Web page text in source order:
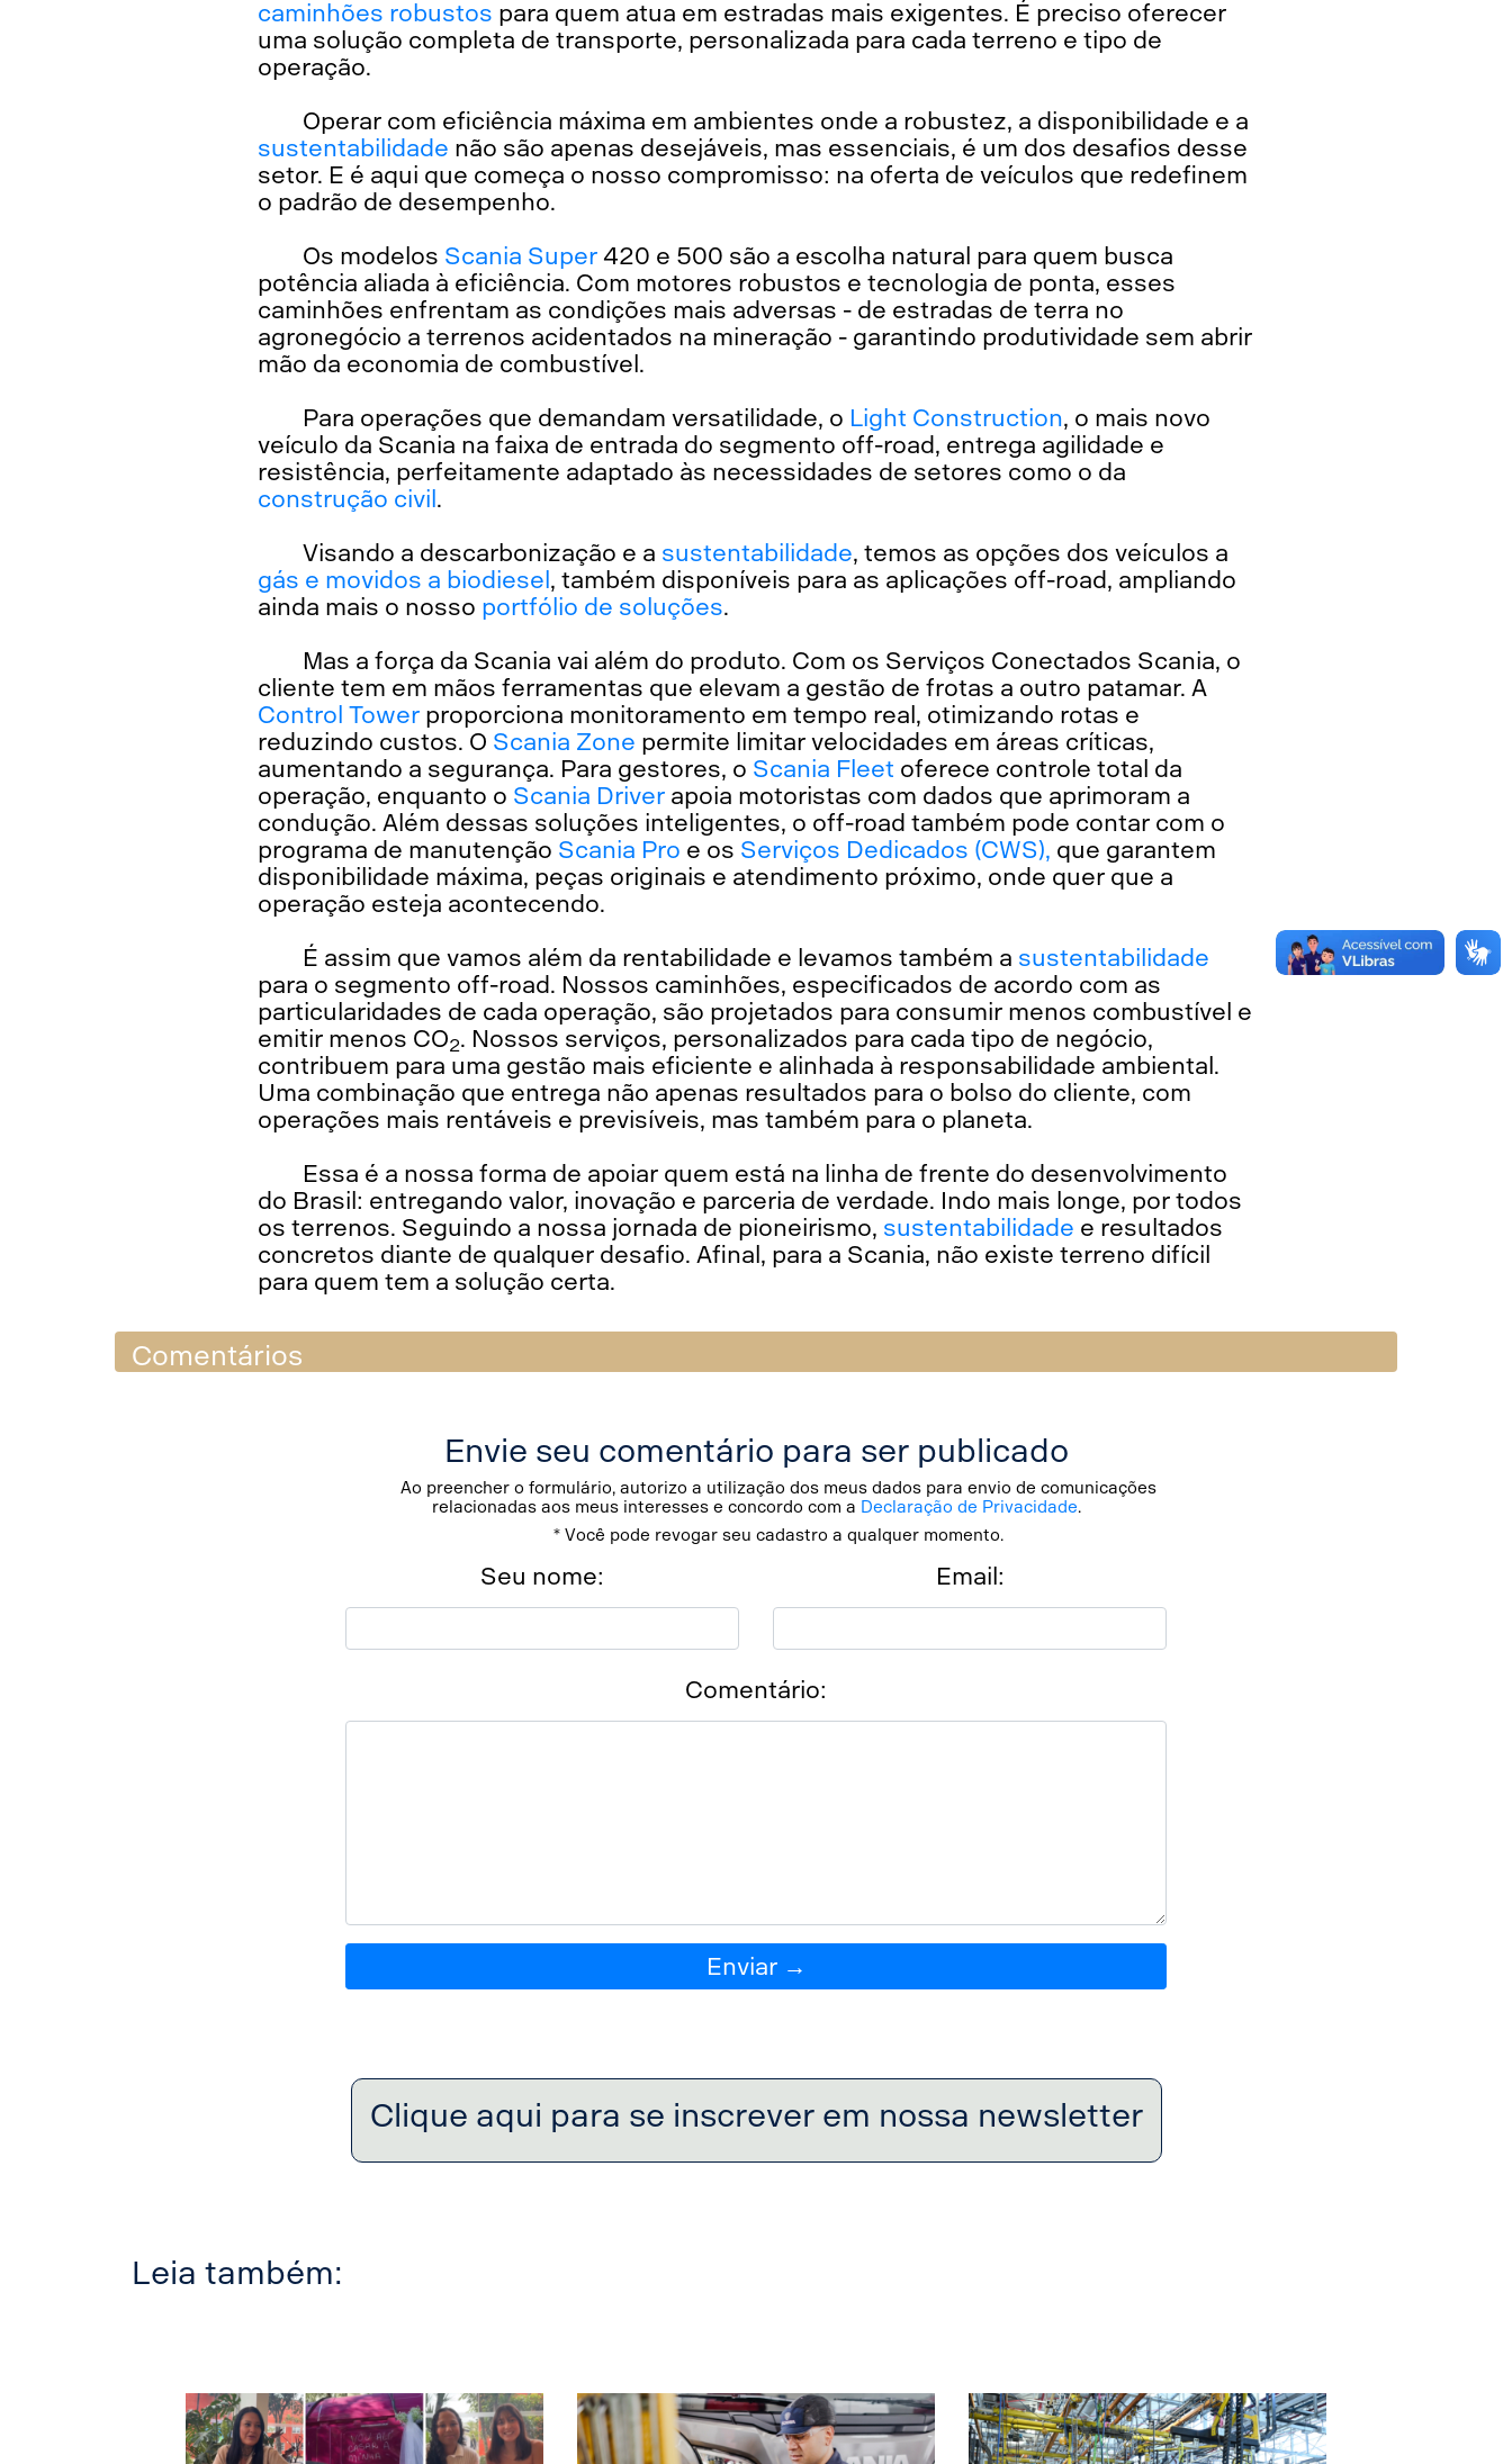
caminhões robustos para quem atua em estradas mais exigentes. É preciso oferecer
uma solução completa de transporte, personalizada para cada terreno e tipo de
operação.
Operar com eficiência máxima em ambientes onde a robustez, a disponibilidade e a
sustentabilidade não são apenas desejáveis, mas essenciais, é um dos desafios desse
setor. E é aqui que começa o nosso compromisso: na oferta de veículos que redefinem
o padrão de desempenho.
Os modelos Scania Super 420 e 500 são a escolha natural para quem busca
potência aliada à eficiência. Com motores robustos e tecnologia de ponta, esses
caminhões enfrentam as condições mais adversas - de estradas de terra no
agronegócio a terrenos acidentados na mineração - garantindo produtividade sem abrir
mão da economia de combustível.
Para operações que demandam versatilidade, o Light Construction, o mais novo
veículo da Scania na faixa de entrada do segmento off-road, entrega agilidade e
resistência, perfeitamente adaptado às necessidades de setores como o da
construção civil .
Visando a descarbonização e a sustentabilidade, temos as opções dos veículos a
gás e movidos a biodiesel , também disponíveis para as aplicações off-road, ampliando
ainda mais o nosso portfólio de soluções.
Mas a força da Scania vai além do produto. Com os Serviços Conectados Scania, o
cliente tem em mãos ferramentas que elevam a gestão de frotas a outro patamar. A
Control Tower proporciona monitoramento em tempo real, otimizando rotas e
reduzindo custos. O Scania Zone permite limitar velocidades em áreas críticas,
aumentando a segurança. Para gestores, o Scania Fleet oferece controle total da
operação, enquanto o Scania Driver apoia motoristas com dados que aprimoram a
condução. Além dessas soluções inteligentes, o off-road também pode contar com o
programa de manutenção Scania Pro e os Serviços Dedicados (CWS), que garantem
disponibilidade máxima, peças originais e atendimento próximo, onde quer que a
operação esteja acontecendo.
É assim que vamos além da rentabilidade e levamos também a sustentabilidade
para o segmento off-road. Nossos caminhões, especificados de acordo com as
particularidades de cada operação, são projetados para consumir menos combustível e
emitir menos CO2. Nossos serviços, personalizados para cada tipo de negócio,
contribuem para uma gestão mais eficiente e alinhada à responsabilidade ambiental.
Uma combinação que entrega não apenas resultados para o bolso do cliente, com
operações mais rentáveis e previsíveis, mas também para o planeta.
Essa é a nossa forma de apoiar quem está na linha de frente do desenvolvimento
do Brasil: entregando valor, inovação e parceria de verdade. Indo mais longe, por todos
os terrenos. Seguindo a nossa jornada de pioneirismo, sustentabilidade e resultados
concretos diante de qualquer desafio. Afinal, para a Scania, não existe terreno difícil
para quem tem a solução certa.
Comentários
Envie seu comentário para ser publicado
Ao preencher o formulário, autorizo a utilização dos meus dados para envio de comunicações
relacionadas aos meus interesses e concordo com a Declaração de Privacidade.
* Você pode revogar seu cadastro a qualquer momento.
Seu nome: Email:
Comentário:
Enviar →
Clique aqui para se inscrever em nossa newsletter
Leia também: